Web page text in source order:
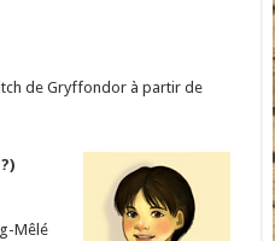
de Gryffondor à partir de
Mêlé